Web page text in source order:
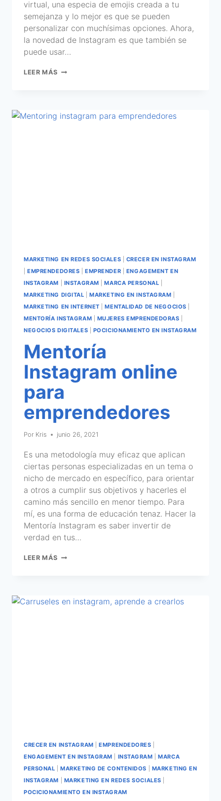
virtual, una especia de emojis creada a tu
semejanza y lo mejor es que se pueden
personalizar con muchísimas opciones. Ahora,
la novedad de Instagram es que también se
puede usar…
LEER MÁS
MARKETING EN REDES SOCIALES
CRECER EN INSTAGRAM
|EMPRENDEDORES |EMPRENDER
ENGAGEMENT EN
INSTAGRAM
INSTAGRAM |MARCA PERSONAL
MARKETING DIGITAL |MARKETING EN INSTAGRAM
MARKETING EN INTERNET |MENTALIDAD DE NEGOCIOS
MENTORÍA INSTAGRAM
MUJERES EMPRENDEDORAS
NEGOCIOS DIGITALES
POCICIONAMIENTO EN INSTAGRAM
Mentoría
Instagram online
para
emprendedores
Por Kris junio 26, 2021
Es una metodología muy eficaz que aplican
ciertas personas especializadas en un tema o
nicho de mercado en específico, para orientar
a otros a cumplir sus objetivos y hacerles el
camino más sencillo en menor tiempo. Para
mí, es una forma de educación tenaz. Hacer la
Mentoría Instagram es saber invertir de
verdad en tus…
LEER MÁS
CRECER EN INSTAGRAM |EMPRENDEDORES
ENGAGEMENT EN INSTAGRAM
INSTAGRAM |MARCA
PERSONAL |MARKETING DE CONTENIDOS
MARKETING EN
INSTAGRAM
MARKETING EN REDES SOCIALES
POCICIONAMIENTO EN INSTAGRAM